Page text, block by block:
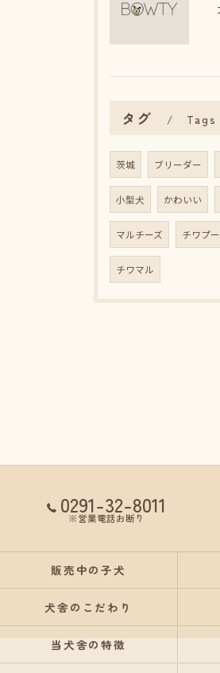
タグ Tags
茨城 ブリーダー
小型犬 かわいい
マルチーズ チワプー
チワマル
0291-32-8011
※営業電話お断り
販売中の子犬
犬舎のこだわり
当犬舎の特徴